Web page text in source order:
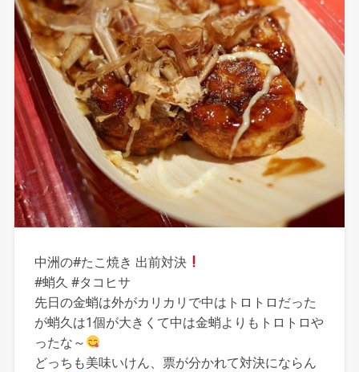
中洲の#たこ焼き 出前対決
#蛸久 #タコヒサ
先日の金蛸は外がカリカリで中はトロトロだった
が蛸久は1個が大きくて中は金蛸よりもトロトロや
ったな～
どっちも美味いけん、票が分かれて対決にならん